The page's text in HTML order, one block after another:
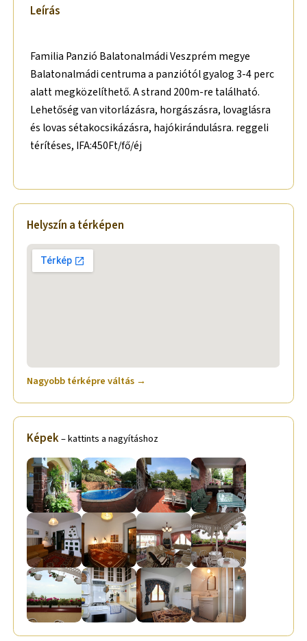
Leírás
Familia Panzió Balatonalmádi Veszprém megye
Balatonalmádi centruma a panziótól gyalog 3-4 perc
alatt megközelíthető. A strand 200m-re található.
Lehetőség van vitorlázásra, horgászásra, lovaglásra
és lovas sétakocsikázásra, hajókirándulásra. reggeli
térítéses, IFA:450Ft/fő/éj
Helyszín a térképen
Nagyobb térképre váltás →
Képek– kattints a nagyításhoz